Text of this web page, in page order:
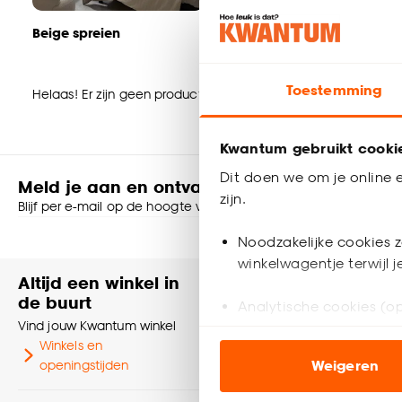
Toestemming
Kwantum gebruikt
Dit doen we om je online
zijn.
Noodzakelijke cookies
winkelwagentje terwijl
Analytische cookies
ook buiten deWeigeren
Beige spreien Grijze spreien
Helaas! Er zijn geen producten gevonden. Ga terug naar de
Meld je aan en ontvang € 5,- korting op je
Blijf per e-mail op de hoogte van leuke aanbiedingen, inspiratie
Shop online of
Altijd een winkel in
de buurt
Vind jouw Kwantum winkel
Winkels en
openingstijden
Neem